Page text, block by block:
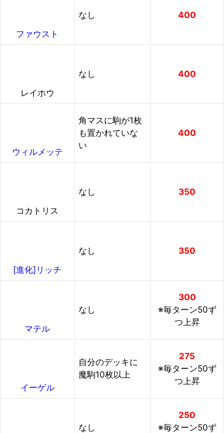
ファウスト
なし 400
レイホウ
なし 400
ウィルメッテ
角マスに駒が1枚
も置かれていな
い
400
コカトリス
なし 350
[進化]リッチ
なし 350
マテル
なし
300
※毎ターン50ず
つ上昇
イーゲル
自分のデッキに
魔駒10枚以上
275
※毎ターン50ず
つ上昇
なし
250
※毎ターン50ず